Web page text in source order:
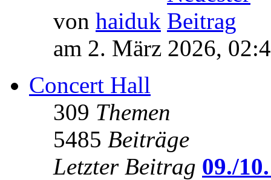
von haiduk
am 2. März 2026,
Concert Hall
309 Themen
5485 Beiträge
Letzter Beitrag 09./